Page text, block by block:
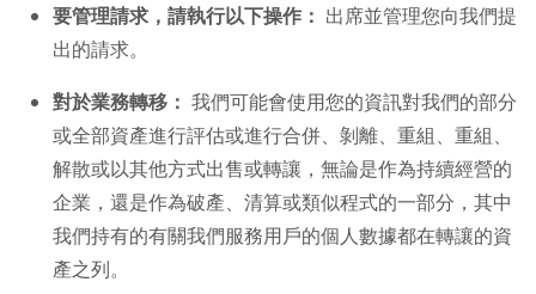
要管理請求，請執行以下操作： 出席並管理您向我們提
出的請求。
對於業務轉移： 我們可能會使用您的資訊對我們的部分
或全部資產進行評估或進行合併、剝離、重組、重組、
解散或以其他方式出售或轉讓，無論是作為持續經營的
企業，還是作為破產、清算或類似程式的一部分，其中
我們持有的有關我們服務用戶的個人數據都在轉讓的資
產之列。